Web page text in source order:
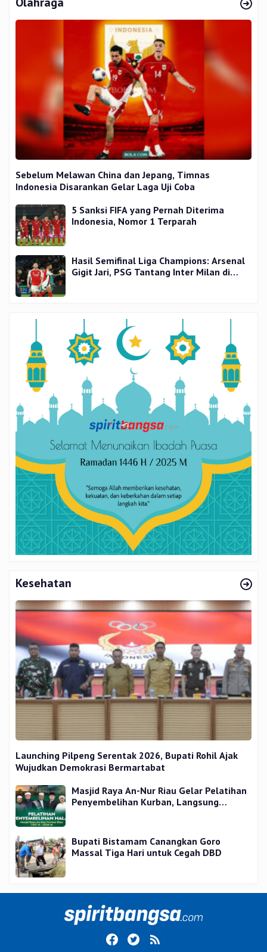
Sebelum Melawan China dan Jepang, Timnas
Indonesia Disarankan Gelar Laga Uji Coba
5 Sanksi FIFA yang Pernah Diterima
Indonesia, Nomor 1 Terparah
Hasil Semifinal Liga Champions: Arsenal
Gigit Jari, PSG Tantang Inter Milan di
Kesehatan
Launching Pilpeng Serentak 2026, Bupati Rohil Ajak
Wujudkan Demokrasi Bermartabat
Masjid Raya An-Nur Riau Gelar Pelatihan
Penyembelihan Kurban, Langsung
Bupati Bistamam Canangkan Goro
Massal Tiga Hari untuk Cegah DBD